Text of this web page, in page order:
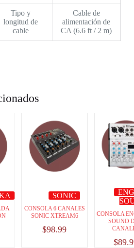
Tipo y
longitud de
cable
Cable de
alimentación de
CA (6.6 ft / 2 m)
SONIC
CONSOLA 6 CANALES
SONIC XTREAM6
$98.99
CONSOLA
SOUND
$